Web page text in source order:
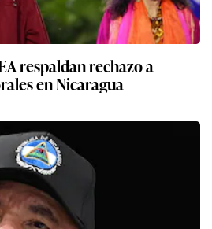
respaldan rechazo a
en Nicaragua